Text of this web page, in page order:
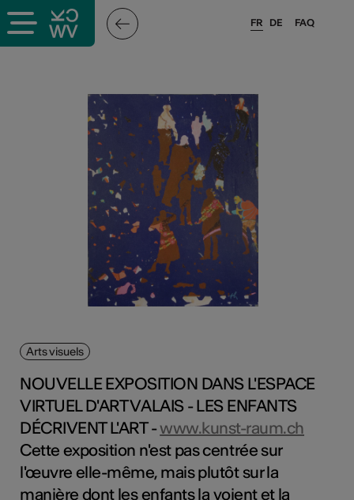
FAQ
FR DE
Arts visuels
NOUVELLE EXPOSITION DANS L'ESPACE
VIRTUEL D'ART VALAIS - LES ENFANTS
DÉCRIVENT L'ART -www.kunst-raum.ch
Cette exposition n'est pas centrée sur
l'œuvre elle-même, mais plutôt sur la
manière dont les enfants la voient et la